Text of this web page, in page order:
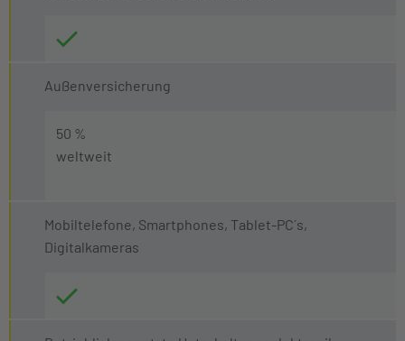
Außenversicherung
50 %
weltweit
Mobiltelefone, Smartphones, Tablet-PC´s,
Digitalkameras